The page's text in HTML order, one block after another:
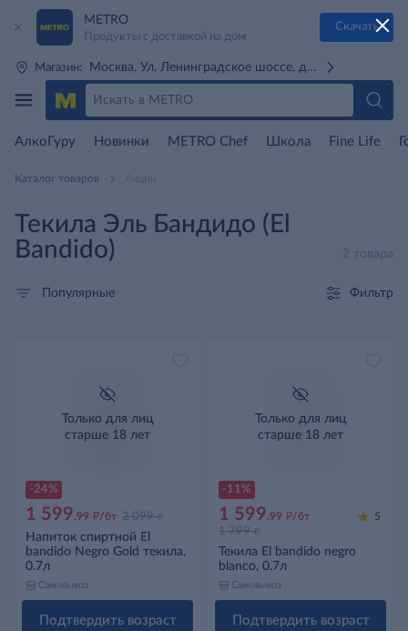
METRO
Продукты с доставкой на дом
Скачать
Магазин: Москва, Ул. Ленинградское шоссе, д. 71Г (м. Речной
АлкоГуру Новинки METRO Chef Школа Fine Life
Каталог товаров
Текила Эль Бандидо (El
Bandido)
2 товара
Популярные Фильтр
-24%
Только для лиц
старше 18 лет
1 599.99 д/бт 2 099 д
Напиток спиртной El
bandido Negro Gold текила,
0.7л
Самовывоз
Подтвердить возраст
-11%
Только для лиц
старше 18 лет
1 599.99 д/бт
1 799 д
5
Текила El bandido negro
blanco, 0.7л
Самовывоз
Подтвердить возраст